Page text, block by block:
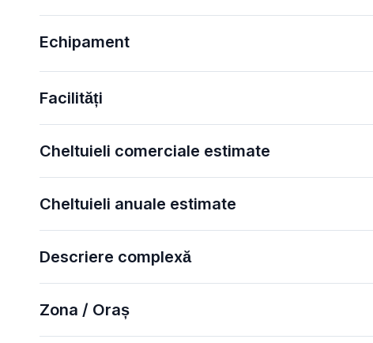
Echipament
Facilități
Cheltuieli comerciale estimate
Cheltuieli anuale estimate
Descriere complexă
Zona / Oraș